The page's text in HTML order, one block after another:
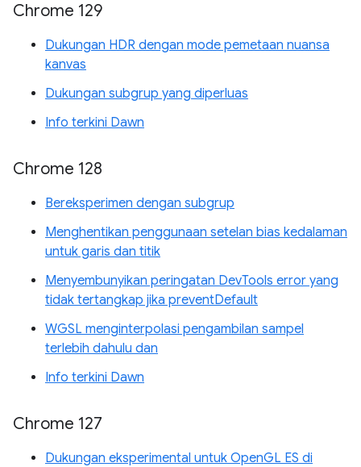
Chrome 129
Dukungan HDR dengan mode pemetaan nuansa
kanvas
Dukungan subgrup yang diperluas
Info terkini Dawn
Chrome 128
Bereksperimen dengan subgrup
Menghentikan penggunaan setelan bias kedalaman
untuk garis dan titik
Menyembunyikan peringatan DevTools error yang
tidak tertangkap jika preventDefault
WGSL menginterpolasi pengambilan sampel
terlebih dahulu dan
Info terkini Dawn
Chrome 127
Dukungan eksperimental untuk OpenGL ES di